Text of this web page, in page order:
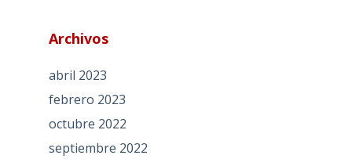
Archivos
abril 2023
febrero 2023
octubre 2022
septiembre 2022